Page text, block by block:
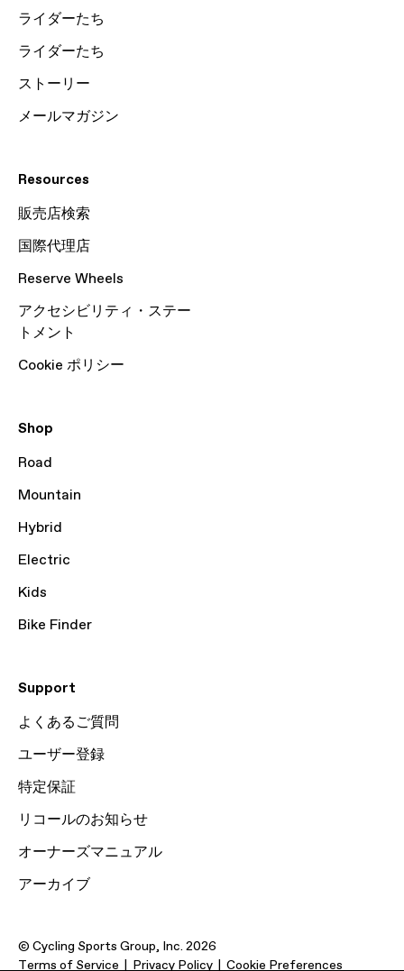
ライダーたち
ライダーたち
ストーリー
メールマガジン
Resources
販売店検索
国際代理店
Reserve Wheels
アクセシビリティ・ステー
トメント
Cookie ポリシー
Shop
Road
Mountain
Hybrid
Electric
Kids
Bike Finder
Support
よくあるご質問
ユーザー登録
特定保証
リコールのお知らせ
オーナーズマニュアル
アーカイブ
© Cycling Sports Group, Inc. 2026
Terms of Service
Privacy Policy Cookie Preferences